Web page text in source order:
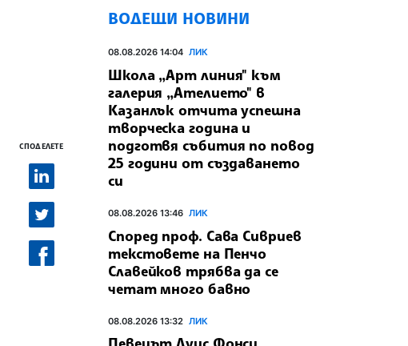
СПОДЕЛЕТЕ
ВОДЕЩИ НОВИНИ
08.08.2026 14:04 ЛИК
Школа „Арт линия" към
галерия „Ателието" в
Казанлък отчита успешна
творческа година и
подготвя събития по повод
25 години от създаването
си
08.08.2026 13:46 ЛИК
Според проф. Сава Сивриев
текстовете на Пенчо
Славейков трябва да се
четат много бавно
08.08.2026 13:32 ЛИК